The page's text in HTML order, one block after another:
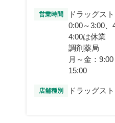
営業時間
ドラッグス
0:00～3:00
4:00は休業
調剤薬局
月～金：
15:00
店舗種別 ドラッグス